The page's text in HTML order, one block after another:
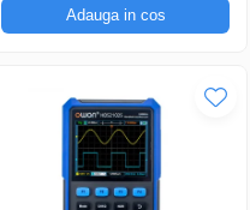
Adauga in cos